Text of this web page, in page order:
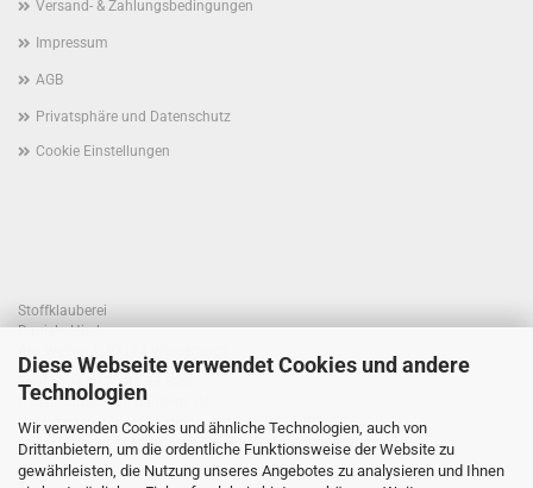
Diese Webseite verwendet Cookies und andere
Technologien
Wir verwenden Cookies und ähnliche Technologien, auch von
Drittanbietern, um die ordentliche Funktionsweise der Website zu
gewährleisten, die Nutzung unseres Angebotes zu analysieren und Ihnen
Versand- & Zahlungsbedingungen
Impressum
AGB
Privatsphäre und Datenschutz
Cookie Einstellungen
Stoffklauberei
Daniela Hierl
Telefon +49 170 41 55 820
E-Mail: info@stoffklauberei.de
Umsatzsteuer-Identifikationsnummer: DE360021786
USt. wird nicht ausgewiesen (Kleinunternehmerregelung)